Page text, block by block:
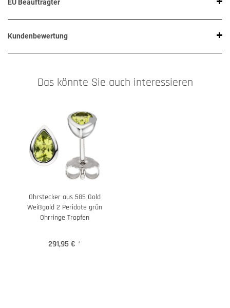
EU Beauftragter
Kundenbewertung
Das könnte Sie auch interessieren
Ohrstecker aus 585 Gold
Weißgold 2 Peridote grün
Ohrringe Tropfen
291,95 € *